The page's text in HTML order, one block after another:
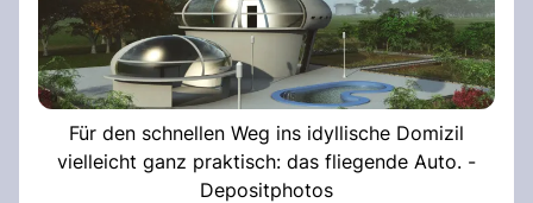
Für den schnellen Weg ins idyllische Domizil
vielleicht ganz praktisch: das fliegende Auto. -
Depositphotos